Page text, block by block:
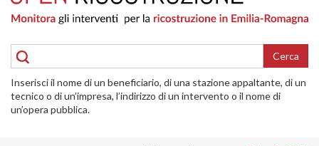
PUBBLICA
DELLE
ABITAZIONI
RICOSTRUZIONE
ATTIVITÀ
Cerca
Inserisci il nome di un beneficiario, di una stazione appaltante, di un
tecnico o di un’impresa, l’indirizzo di un intervento o il nome di
un’opera pubblica.